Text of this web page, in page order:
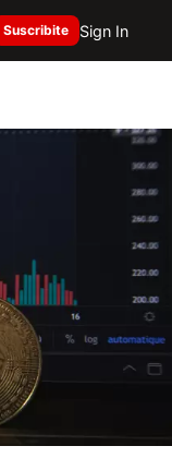
Suscribite Sign In